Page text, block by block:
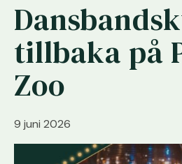
tillbaka på
Zoo
9 juni 2026